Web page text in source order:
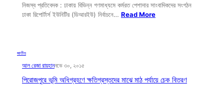
নিজস্ব প্রতিবেদক : ঢাকায় বিভিন্ন গণমাধ্যমে কর্মরত পেশাদার সাংবাদিকদের সংগঠন
ঢাকা রিপোর্টার্স ইউনিটির (ডিআরইউ) নির্বাচনে… Read More
জাতীয়
আল রেজা রায়হাননভে ৩০, ২০১৫
পিরোজপুরে ভূমি অধিগ্রহণে ক্ষতিগ্রস্তদের মাঝে মাঠ পর্যায়ে চেক বিতরণ